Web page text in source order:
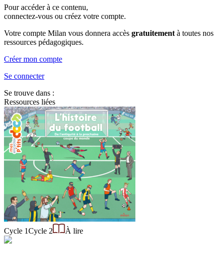
Pour accéder à ce contenu,
connectez-vous ou créez votre compte.
Votre compte Milan vous donnera accès gratuitement à toutes nos
ressources pédagogiques.
Créer mon compte
Se connecter
Se trouve dans :
Ressources liées
Cycle 1Cycle 2 À lire